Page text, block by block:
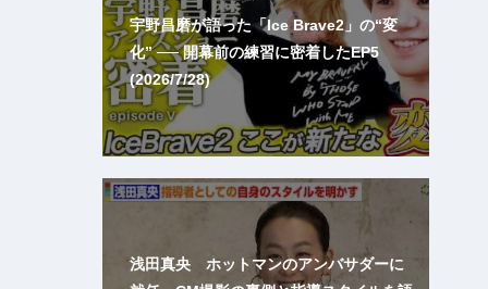
宇野昌磨が語った「Ice Brave2」の“変
化” ── 開幕前の練習に密着したEP5
(2026/7/28)
浅田真央 ホットマンのアンバサダーに